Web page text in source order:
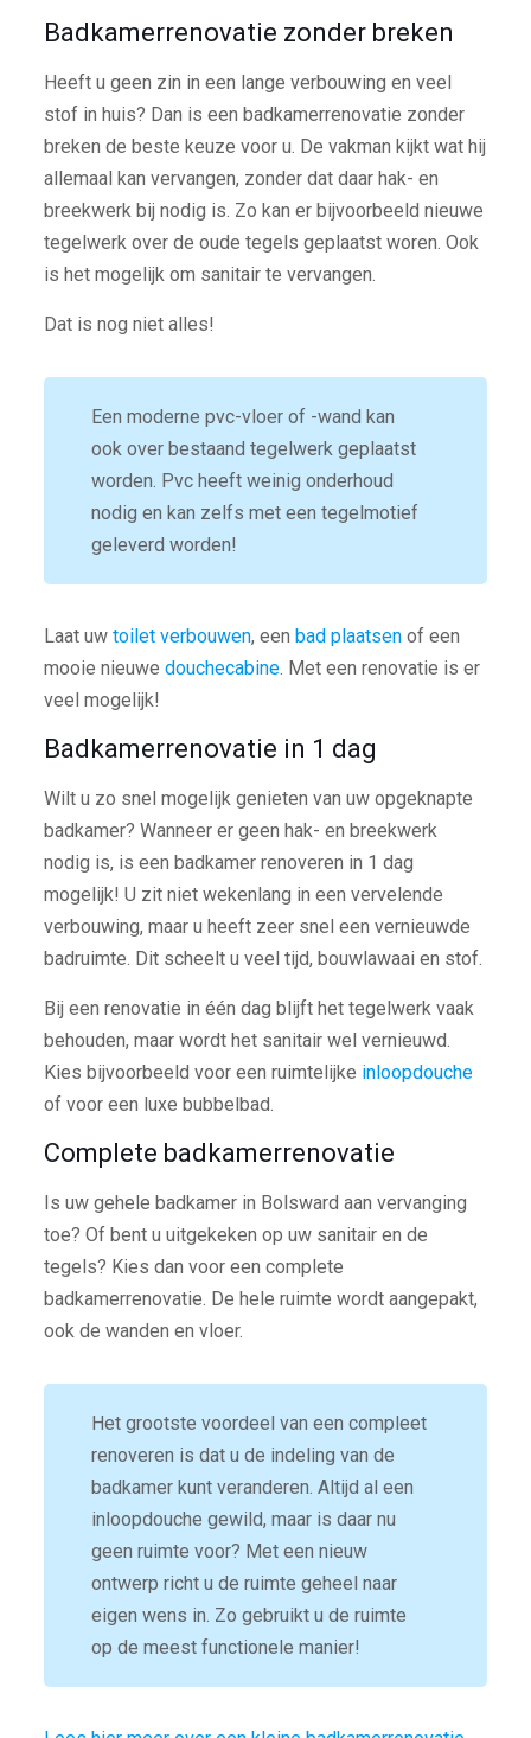
Badkamerrenovatie zonder breken
Heeft u geen zin in een lange verbouwing en veel
stof in huis? Dan is een badkamerrenovatie zonder
breken de beste keuze voor u. De vakman kijkt wat hij
allemaal kan vervangen, zonder dat daar hak- en
breekwerk bij nodig is. Zo kan er bijvoorbeeld nieuwe
tegelwerk over de oude tegels geplaatst woren. Ook
is het mogelijk om sanitair te vervangen.
Dat is nog niet alles!
Een moderne pvc-vloer of -wand kan
ook over bestaand tegelwerk geplaatst
worden. Pvc heeft weinig onderhoud
nodig en kan zelfs met een tegelmotief
geleverd worden!
Laat uw toilet verbouwen, een bad plaatsenof een
mooie nieuwe douchecabine. Met een renovatie is er
veel mogelijk!
Badkamerrenovatie in 1 dag
Wilt u zo snel mogelijk genieten van uw opgeknapte
badkamer? Wanneer er geen hak- en breekwerk
nodig is, is een badkamer renoveren in 1 dag
mogelijk! U zit niet wekenlang in een vervelende
verbouwing, maar u heeft zeer snel een vernieuwde
badruimte. Dit scheelt u veel tijd, bouwlawaai en stof.
Bij een renovatie in één dag blijft het tegelwerk vaak
behouden, maar wordt het sanitair wel vernieuwd.
Kies bijvoorbeeld voor een ruimtelijke inloopdouche
of voor een luxe bubbelbad.
Complete badkamerrenovatie
Is uw gehele badkamer in Bolsward aan vervanging
toe? Of bent u uitgekeken op uw sanitair en de
tegels? Kies dan voor een complete
badkamerrenovatie. De hele ruimte wordt aangepakt,
ook de wanden en vloer.
Het grootste voordeel van een compleet
renoveren is dat u de indeling van de
badkamer kunt veranderen. Altijd al een
inloopdouche gewild, maar is daar nu
geen ruimte voor? Met een nieuw
ontwerp richt u de ruimte geheel naar
eigen wens in. Zo gebruikt u de ruimte
op de meest functionele manier!